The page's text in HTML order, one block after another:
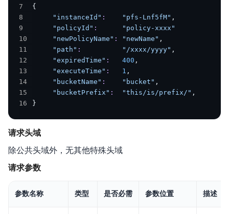
常见问题
服务等级协议SLA
7
{
8
"instanceId" : "pfs-Lnf5fM"
9
"policyId" :
"policy-xxxx"
10
"newPolicyName" : "newName"
11
"path" : "/xxxx/yyyy"
12
"expiredTime" : 400
13
"executeTime" : 1
14
"bucketName" : "bucket"
15
"bucketPrefix" : "this/is/prefix/"
16
}
请求头域
除公共头域外，无其他特殊头域
请求参数
参数名称 类型 是否必需 参数位置 描述